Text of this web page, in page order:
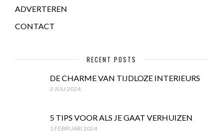
ADVERTEREN
CONTACT
RECENT POSTS
DE CHARME VAN TIJDLOZE INTERIEURS
3 JULI 2024
5 TIPS VOOR ALS JE GAAT VERHUIZEN
1 FEBRUARI 2024